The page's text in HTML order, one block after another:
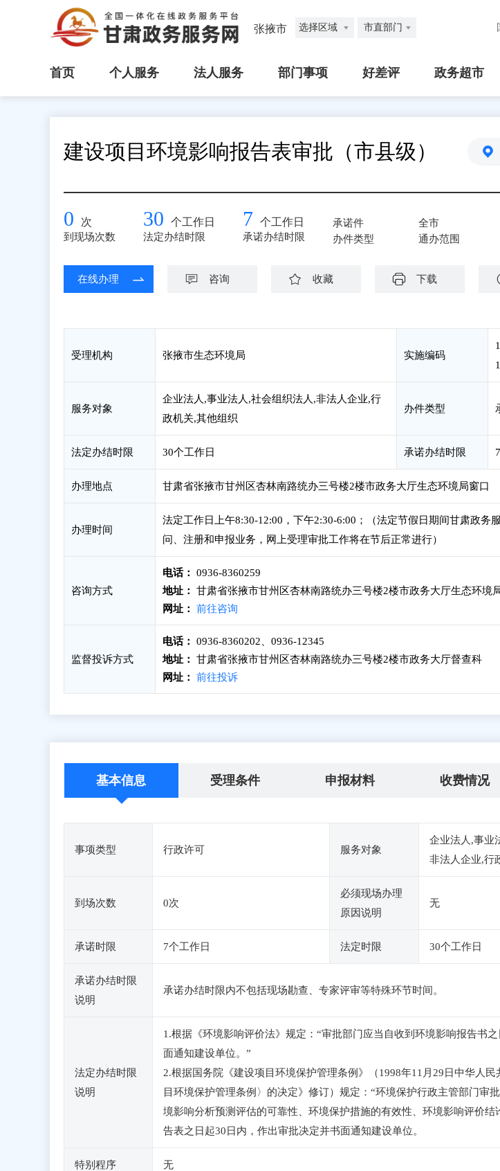
张掖市 选择区域 市直部门
首页 个人服务 法人服务 部门事项 好差评 政务超市
建设项目环境影响报告表审批（市县级）
0 次
到现场次数
30 个工作日
法定办结时限
7 个工作日
承诺办结时限
承诺件
办件类型
全市
通办范围
在线办理 咨询 收藏 下载
受理机构 张掖市生态环境局 实施编码
服务对象
企业法人,事业法人,社会组织法人,非法人企业,行
政机关,其他组织
办件类型
法定办结时限 30个工作日 承诺办结时限
办理地点 甘肃省张掖市甘州区杏林南路统办三号楼2楼市政务大厅生态环境局窗口
办理时间
法定工作日上午8:30-12:00，下午2:30-6:00；（法定节假日期间甘肃政务
问、注册和申报业务，网上受理审批工作将在节后正常进行）
咨询方式
电话：
0936-8360259
地址：
甘肃省张掖市甘州区杏林南路统办三号楼2楼市政务大厅生态环境
网址：
前往咨询
监督投诉方式
电话：
0936-8360202、0936-12345
地址：
甘肃省张掖市甘州区杏林南路统办三号楼2楼市政务大厅督查科
网址：
前往投诉
基本信息 受理条件 申报材料 收费情况
事项类型 行政许可 服务对象
企业法人,事业
非法人企业,行
到场次数 0次
必须现场办理
原因说明
无
承诺时限 7个工作日 法定时限 30个工作日
承诺办结时限
说明
承诺办结时限内不包括现场勘查、专家评审等特殊环节时间。
法定办结时限
说明
1.根据《环境影响评价法》规定：“审批部门应当自收到环境影响报告书
面通知建设单位。”
2.根据国务院《建设项目环境保护管理条例》（1998年11月29日中华人
目环境保护管理条例〉的决定》修订）规定：“环境保护行政主管部门
境影响分析预测评估的可靠性、环境保护措施的有效性、环境影响评价
告表之日起30日内，作出审批决定并书面通知建设单位。
特别程序 无